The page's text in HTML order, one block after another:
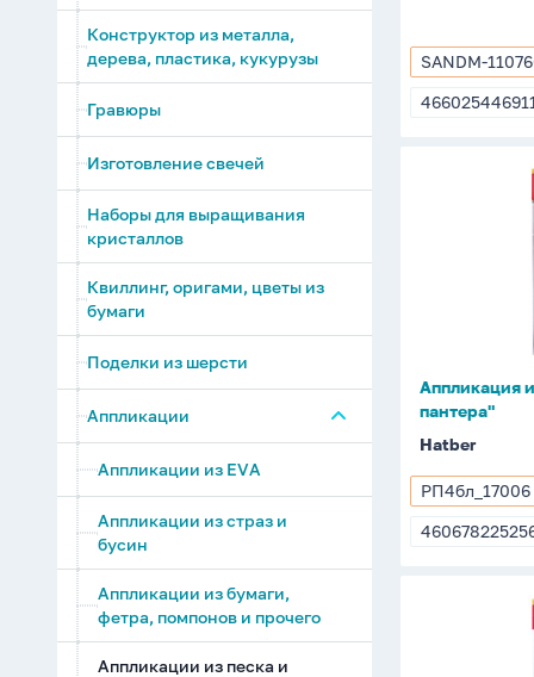
Конструктор из металла,
дерева, пластика, кукурузы
Гравюры
Изготовление свечей
Наборы для выращивания
кристаллов
Квиллинг, оригами, цветы из
бумаги
Поделки из шерсти
Аппликации
Аппликации из EVА
Аппликации из страз и
бусин
Аппликации из бумаги,
фетра, помпонов и прочего
Аппликации из песка и
SANDM-
110760
SANDM-
Аппликация
пантера"
Hatber
РП4бл_17006
РП4бл_17006